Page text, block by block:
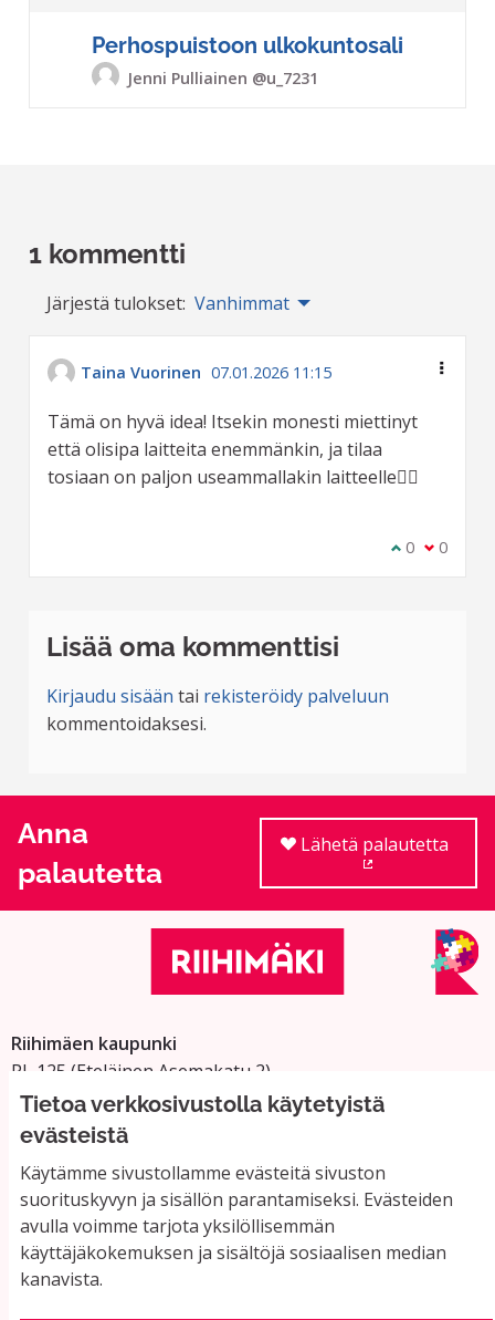
Tietoa verkkosivustolla käytetyistä
evästeistä
Käytämme sivustollamme evästeitä sivuston
suorituskyvyn ja sisällön parantamiseksi. Evästeiden
avulla voimme tarjota yksilöllisemmän
käyttäjäkokemuksen ja sisältöjä sosiaalisen median
kanavista.
Perhospuistoon ulkokuntosali
Jenni Pulliainen @u_7231
1 kommentti
Järjestä tulokset: Vanhimmat
Taina Vuorinen 07.01.2026 11:15
Tämä on hyvä idea! Itsekin monesti miettinyt
että olisipa laitteita enemmänkin, ja tilaa
tosiaan on paljon useammallakin laitteelle👍🏼
Olen samaa
0 Olen eri
0
Lisää oma kommenttisi
Kirjaudu sisään tai rekisteröidy palveluun
kommentoidaksesi.
Anna
palautetta
Lähetä palautetta
Riihimäen kaupunki
PL 125 (Eteläinen Asemakatu 2)
11101 Riihimäki
Vaihde: 019 758 4000
Sähköpostiosoitteet:
etunimi.sukunimi@riihimaki.fi
Yhteystiedot ja usein kysyttyä
Käyttöehdot